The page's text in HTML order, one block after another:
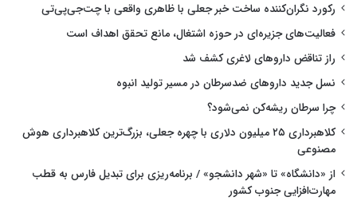
رکورد نگران‌کننده ساخت خبر جعلی با ظاهری واقعی با چت‌جی‌پی‌تی
فعالیت‌های جزیره‌ای در حوزه اشتغال، مانع تحقق اهداف است
راز تناقض داروهای لاغری کشف شد
نسل جدید داروهای ضدسرطان در مسیر تولید انبوه
چرا سرطان ریشه‌کن نمی‌شود؟
کلاهبرداری ۲۵ میلیون دلاری با چهره جعلی، بزرگ‌ترین کلاهبرداری هوش
مصنوعی
از «دانشگاه» تا «شهر دانشجو» / برنامه‌ریزی برای تبدیل فارس به قطب
مهارت‌افزایی جنوب کشور